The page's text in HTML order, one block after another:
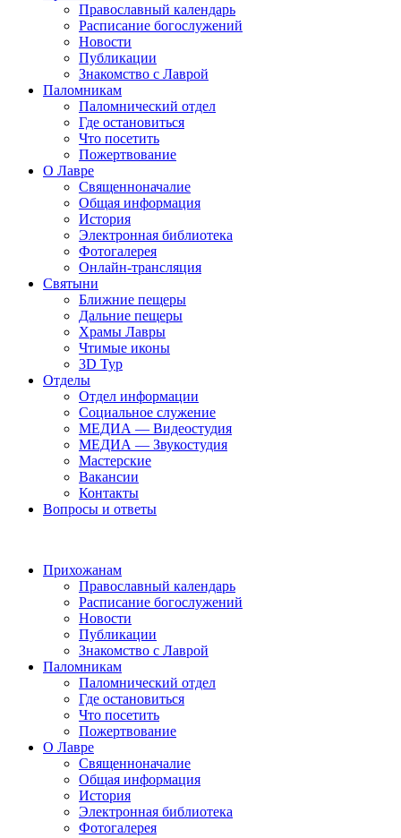
Православный календарь
Расписание богослужений
Новости
Публикации
Знакомство с Лаврой
Паломникам
Паломнический отдел
Где остановиться
Что посетить
Пожертвование
О Лавре
Священноначалие
Общая информация
История
Электронная библиотека
Фотогалерея
Онлайн-трансляция
Святыни
Ближние пещеры
Дальние пещеры
Храмы Лавры
Чтимые иконы
3D Тур
Отделы
Отдел информации
Социальное служение
МЕДИА — Видеостудия
МЕДИА — Звукостудия
Мастерские
Вакансии
Контакты
Вопросы и ответы
Прихожанам
Православный календарь
Расписание богослужений
Новости
Публикации
Знакомство с Лаврой
Паломникам
Паломнический отдел
Где остановиться
Что посетить
Пожертвование
О Лавре
Священноначалие
Общая информация
История
Электронная библиотека
Фотогалерея